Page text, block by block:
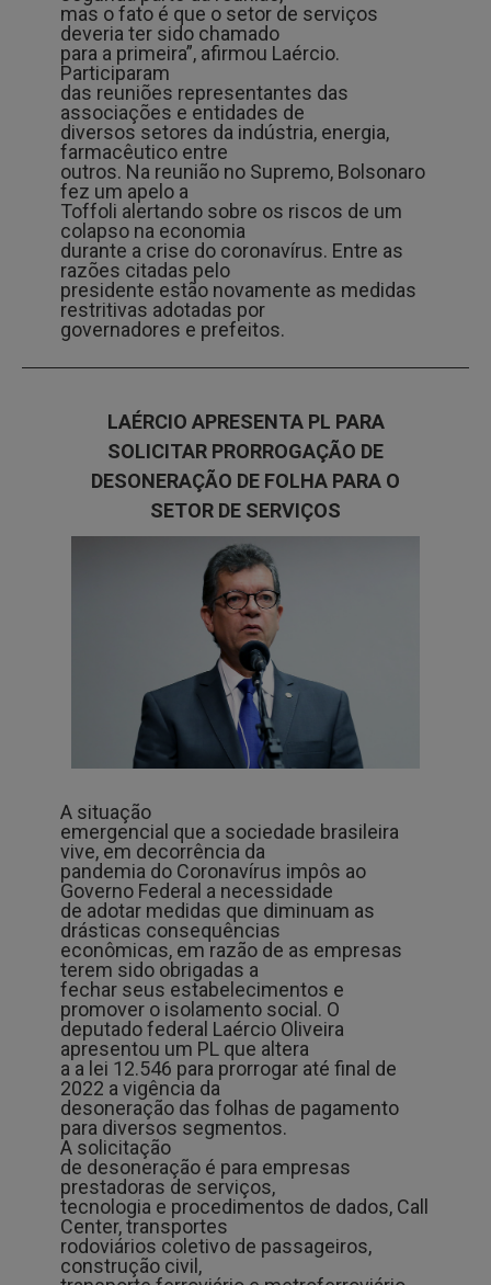
mas o fato é que o setor de serviços
deveria ter sido chamado
para a primeira”, afirmou Laércio.
Participaram
das reuniões representantes das
associações e entidades de
diversos setores da indústria, energia,
farmacêutico entre
outros. Na reunião no Supremo, Bolsonaro
fez um apelo a
Toffoli alertando sobre os riscos de um
colapso na economia
durante a crise do coronavírus. Entre as
razões citadas pelo
presidente estão novamente as medidas
restritivas adotadas por
governadores e prefeitos.
LAÉRCIO APRESENTA PL PARA
SOLICITAR PRORROGAÇÃO DE
DESONERAÇÃO DE FOLHA PARA O
SETOR DE SERVIÇOS
A situação
emergencial que a sociedade brasileira
vive, em decorrência da
pandemia do Coronavírus impôs ao
Governo Federal a necessidade
de adotar medidas que diminuam as
drásticas consequências
econômicas, em razão de as empresas
terem sido obrigadas a
fechar seus estabelecimentos e
promover o isolamento social. O
deputado federal Laércio Oliveira
apresentou um PL que altera
a a lei 12.546 para prorrogar até final de
2022 a vigência da
desoneração das folhas de pagamento
para diversos segmentos.
A solicitação
de desoneração é para empresas
prestadoras de serviços,
tecnologia e procedimentos de dados, Call
Center, transportes
rodoviários coletivo de passageiros,
construção civil,